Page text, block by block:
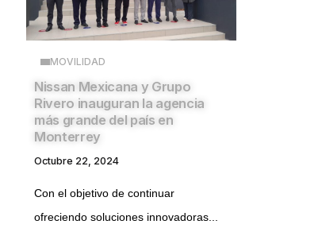
MOVILIDAD
Nissan Mexicana y Grupo
Rivero inauguran la agencia
más grande del país en
Monterrey
Octubre 22, 2024
Con el objetivo de continuar
ofreciendo soluciones innovadoras...